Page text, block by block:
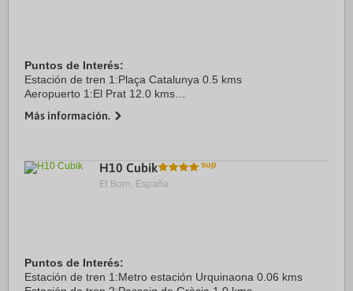
Puntos de Interés:
Estación de tren 1:Plaça Catalunya 0.5 kms
Aeropuerto 1:El Prat 12.0 kms
Recinto ferial 1:Fira Barcelona 6.0 kms
Más información.
H10 Cubik
El Born, España.
Puntos de Interés:
Estación de tren 1:Metro estación Urquinaona 0.06 kms